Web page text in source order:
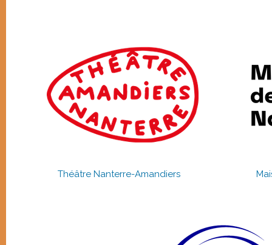
Théâtre Nanterre-Amandiers